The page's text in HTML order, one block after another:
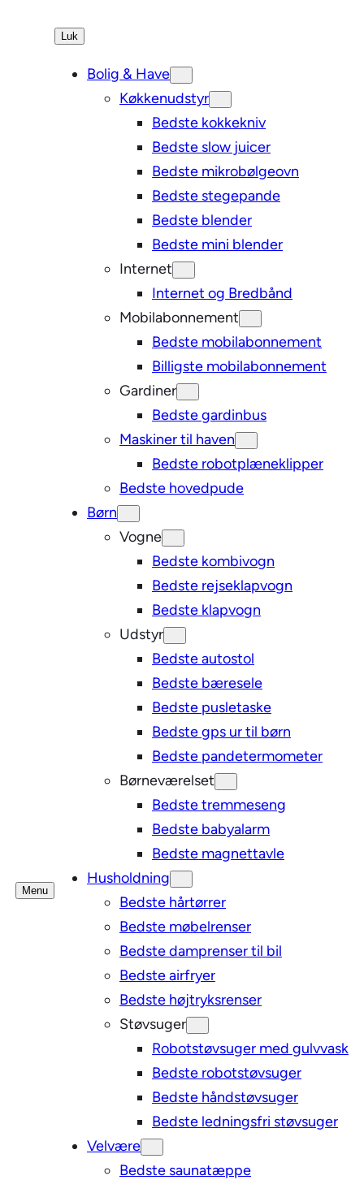
Menu
Luk
Bolig & Have
Køkkenudstyr
Bedste kokkekniv
Bedste slow juicer
Bedste mikrobølgeovn
Bedste stegepande
Bedste blender
Bedste mini blender
Internet
Internet og Bredbånd
Mobilabonnement
Bedste mobilabonnement
Billigste mobilabonnement
Gardiner
Bedste gardinbus
Maskiner til haven
Bedste robotplæneklipper
Bedste hovedpude
Børn
Vogne
Bedste kombivogn
Bedste rejseklapvogn
Bedste klapvogn
Udstyr
Bedste autostol
Bedste bæresele
Bedste pusletaske
Bedste gps ur til børn
Bedste pandetermometer
Børneværelset
Bedste tremmeseng
Bedste babyalarm
Bedste magnettavle
Husholdning
Bedste hårtørrer
Bedste møbelrenser
Bedste damprenser til bil
Bedste airfryer
Bedste højtryksrenser
Støvsuger
Robotstøvsuger med gulvvask
Bedste robotstøvsuger
Bedste håndstøvsuger
Bedste ledningsfri støvsuger
Velvære
Bedste saunatæppe